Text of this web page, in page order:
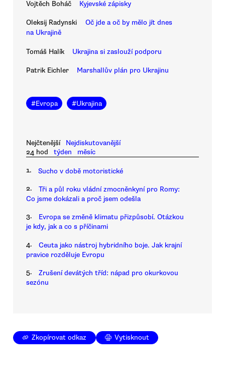
Vojtěch Boháč Kyjevské zápisky
Oleksij Radynski
Oč jde a oč by mělo jít dnes
na Ukrajině
Tomáš Halík Ukrajina si zaslouží podporu
Patrik Eichler Marshallův plán pro Ukrajinu
#Evropa #Ukrajina
Nejčtenější
Nejdiskutovanější
24 hod
týden měsíc
1. Sucho v době motoristické
2.
Tři a půl roku vládní zmocněnkyní pro Romy:
Co jsme dokázali a proč jsem odešla
3.
Evropa se změně klimatu přizpůsobí. Otázkou
je kdy, jak a co s příčinami
4.
Ceuta jako nástroj hybridního boje. Jak krajní
pravice rozděluje Evropu
5.
Zrušení devátých tříd: nápad pro okurkovou
sezónu
Zkopírovat odkaz Vytisknout